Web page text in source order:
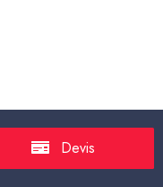
Devis